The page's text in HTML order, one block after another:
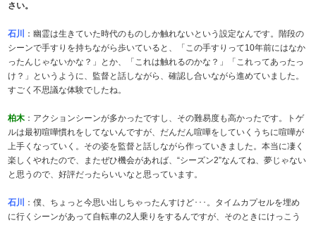
さい。
石川
：幽霊は生きていた時代のものしか触れないという設定なんです。階段の
シーンで手すりを持ちながら歩いていると、「この手すりって10年前にはなか
ったんじゃないかな？」とか、「これは触れるのかな？」「これってあったっ
け？」というように、監督と話しながら、確認し合いながら進めていました。
すごく不思議な体験でしたね。
柏木 ：アクションシーンが多かったですし、その難易度も高かったです。トゲ
ルは最初喧嘩慣れをしてないんですが、だんだん喧嘩をしていくうちに喧嘩が
上手くなっていく。その姿を監督と話しながら作っていきました。本当に凄く
楽しくやれたので、またぜひ機会があれば、“シーズン2”なんてね、夢じゃない
と思うので、好評だったらいいなと思っています。
石川
：僕、ちょっと今思い出しちゃったんすけど･･･。タイムカプセルを埋め
に行くシーンがあって自転車の2人乗りをするんですが、そのときにけっこう